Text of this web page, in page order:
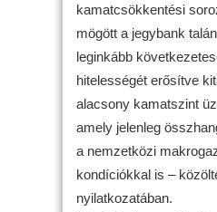
kamatcsökkentési
mögött a jegybank
leginkább
hitelességét erősítve
alacsony kamatszint
amely jelenleg
a nemzetközi
kondíciókkal is –
nyilatkozatában.